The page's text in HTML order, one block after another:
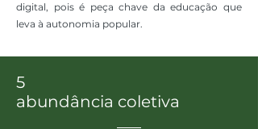
digital, pois é peça chave da educação que
leva à autonomia popular.
5
abundância coletiva